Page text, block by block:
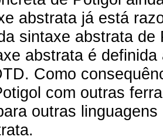
abstrata já está
sintaxe abstrata
abstrata é
Como
com outras
outras